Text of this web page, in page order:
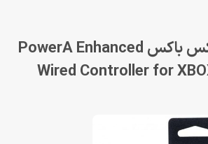
خرید گیم پد ایکس باکس PowerA Enhanced
Wired Controller for